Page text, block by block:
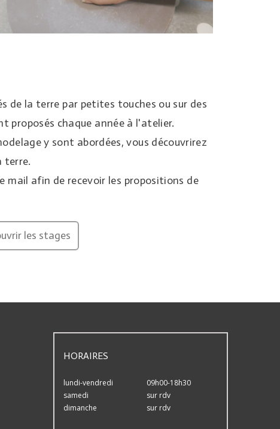
de la terre par petites touches ou sur des
proposés chaque année à l'atelier.
y sont abordées, vous découvrirez
terre.
mail afin de recevoir les propositions de
les stages
HORAIRES
lundi-vendredi
samedi
dimanche
09h00-18h30
sur rdv
sur rdv